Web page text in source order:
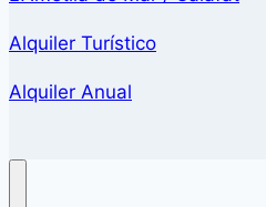
Alquiler Turístico
Alquiler Anual